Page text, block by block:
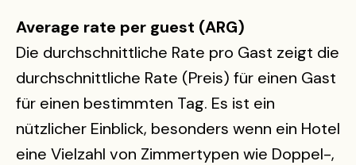
Average rate per guest (ARG)
Die durchschnittliche Rate pro Gast zeigt die
durchschnittliche Rate (Preis) für einen Gast
für einen bestimmten Tag. Es ist ein
nützlicher Einblick, besonders wenn ein Hotel
eine Vielzahl von Zimmertypen wie Doppel-,